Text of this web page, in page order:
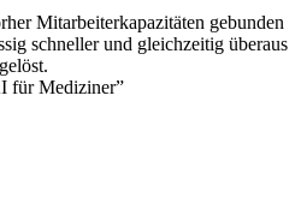
Mitarbeiterkapazitäten gebunden
schneller und gleichzeitig überaus
für Mediziner”